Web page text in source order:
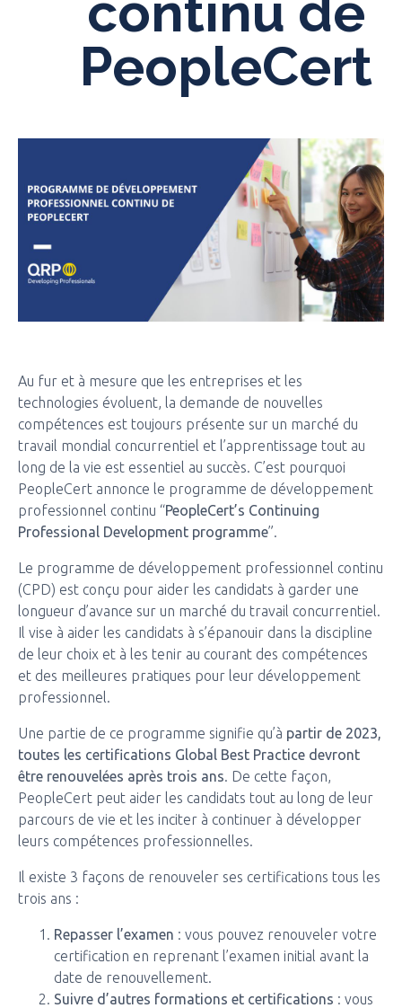
continu de
PeopleCert
Au fur et à mesure que les entreprises et les
technologies évoluent, la demande de nouvelles
compétences est toujours présente sur un marché du
travail mondial concurrentiel et l’apprentissage tout au
long de la vie est essentiel au succès. C’est pourquoi
PeopleCert annonce le programme de développement
professionnel continu “PeopleCert’s Continuing
Professional Development programme”.
Le programme de développement professionnel continu
(CPD) est conçu pour aider les candidats à garder une
longueur d’avance sur un marché du travail concurrentiel.
Il vise à aider les candidats à s’épanouir dans la discipline
de leur choix et à les tenir au courant des compétences
et des meilleures pratiques pour leur développement
professionnel.
Une partie de ce programme signifie qu’à partir de 2023,
toutes les certifications Global Best Practice devront
être renouvelées après trois ans. De cette façon,
PeopleCert peut aider les candidats tout au long de leur
parcours de vie et les inciter à continuer à développer
leurs compétences professionnelles.
Il existe 3 façons de renouveler ses certifications tous les
trois ans :
Repasser l’examen : vous pouvez renouveler votre
certification en reprenant l’examen initial avant la
date de renouvellement.
Suivre d’autres formations et certifications : vous